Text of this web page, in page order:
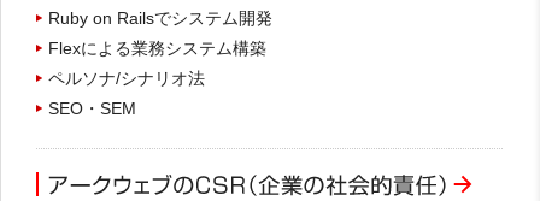
Ruby on Railsでシステム開発
Flexによる業務システム構築
ペルソナ/シナリオ法
SEO・SEM